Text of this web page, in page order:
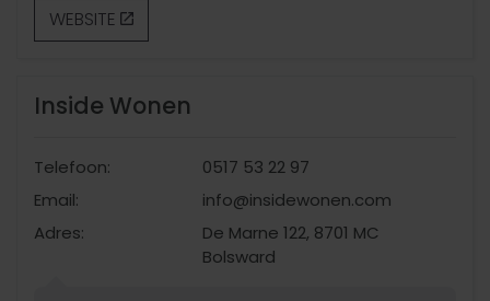
WEBSITE
Inside Wonen
Telefoon:
0517 53 22 97
Email:
info@insidewonen.com
Adres:
De Marne 122, 8701 MC
Bolsward